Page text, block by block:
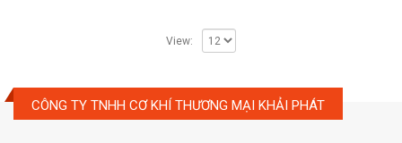
View:
CÔNG TY TNHH CƠ KHÍ THƯƠNG MẠI KHẢI PHÁT